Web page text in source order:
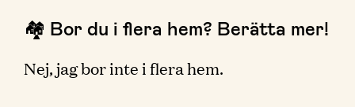
🏘 Bor du i flera hem? Berätta mer!
Nej, jag bor inte i flera hem.